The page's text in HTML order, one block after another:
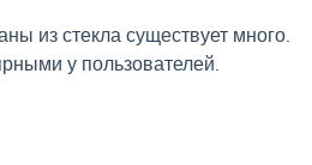
из стекла существует много.
у пользователей.